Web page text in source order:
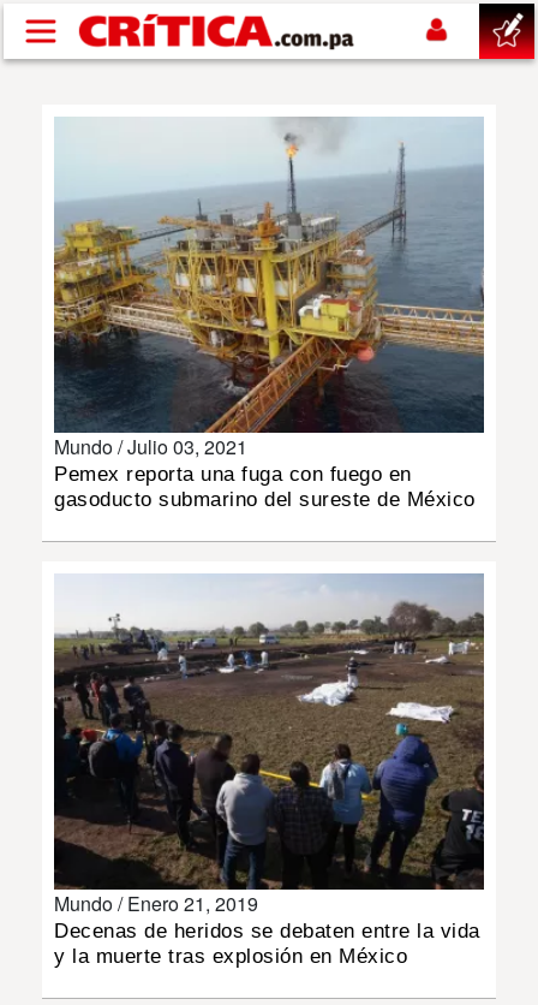
Pasar al contenido principal
NACIONAL
POLÍTICA
SHOW
DEPORTES
MUNDO
MULTIMEDIA
IMPRESO
Mundo /Julio 03, 2021
Pemex reporta una fuga con fuego en
gasoducto submarino del sureste de México
Mundo /Enero 21, 2019
Decenas de heridos se debaten entre la vida
y la muerte tras explosión en México